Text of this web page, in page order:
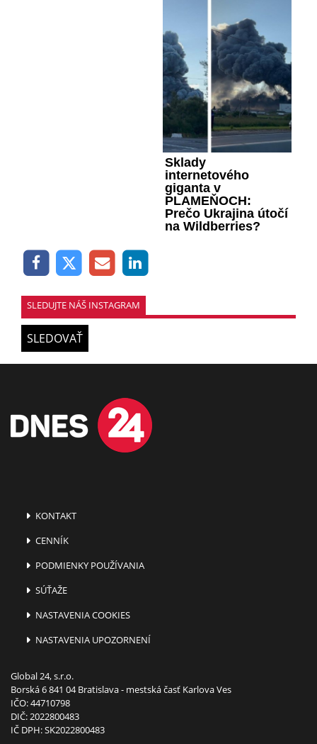
Sklady
internetového
giganta v
PLAMEŇOCH:
Prečo Ukrajina útočí
na Wildberries?
SLEDUJTE NÁŠ INSTAGRAM
SLEDOVAŤ
KONTAKT
CENNÍK
PODMIENKY POUŽÍVANIA
SÚŤAŽE
NASTAVENIA COOKIES
NASTAVENIA UPOZORNENÍ
Global 24, s.r.o.
Borská 6 841 04 Bratislava - mestská časť Karlova Ves
IČO: 44710798
DIČ: 2022800483
IČ DPH: SK2022800483